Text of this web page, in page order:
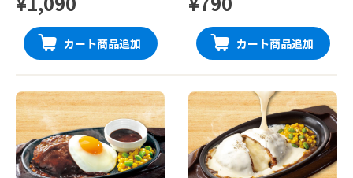
カート商品追加 カート商品追加